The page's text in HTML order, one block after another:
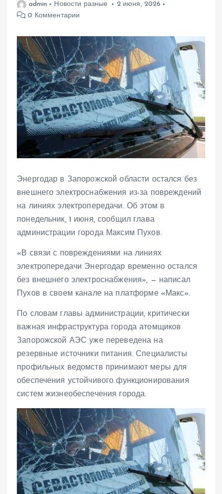
admin Новости разные
2 июня, 2026
0 Комментарии
Энергодар в Запорожской области остался без
внешнего электроснабжения из-за повреждений
на линиях электропередачи. Об этом в
понедельник, 1 июня, сообщил глава
администрации города Максим Пухов.
«В связи с повреждениями на линиях
электропередачи Энергодар временно остался
без внешнего электроснабжения», — написал
Пухов в своем канале на платформе «Макс».
По словам главы администрации, критически
важная инфраструктура города атомщиков
Запорожской АЭС уже переведена на
резервные источники питания. Специалисты
профильных ведомств принимают меры для
обеспечения устойчивого функционирования
систем жизнеобеспечения города.